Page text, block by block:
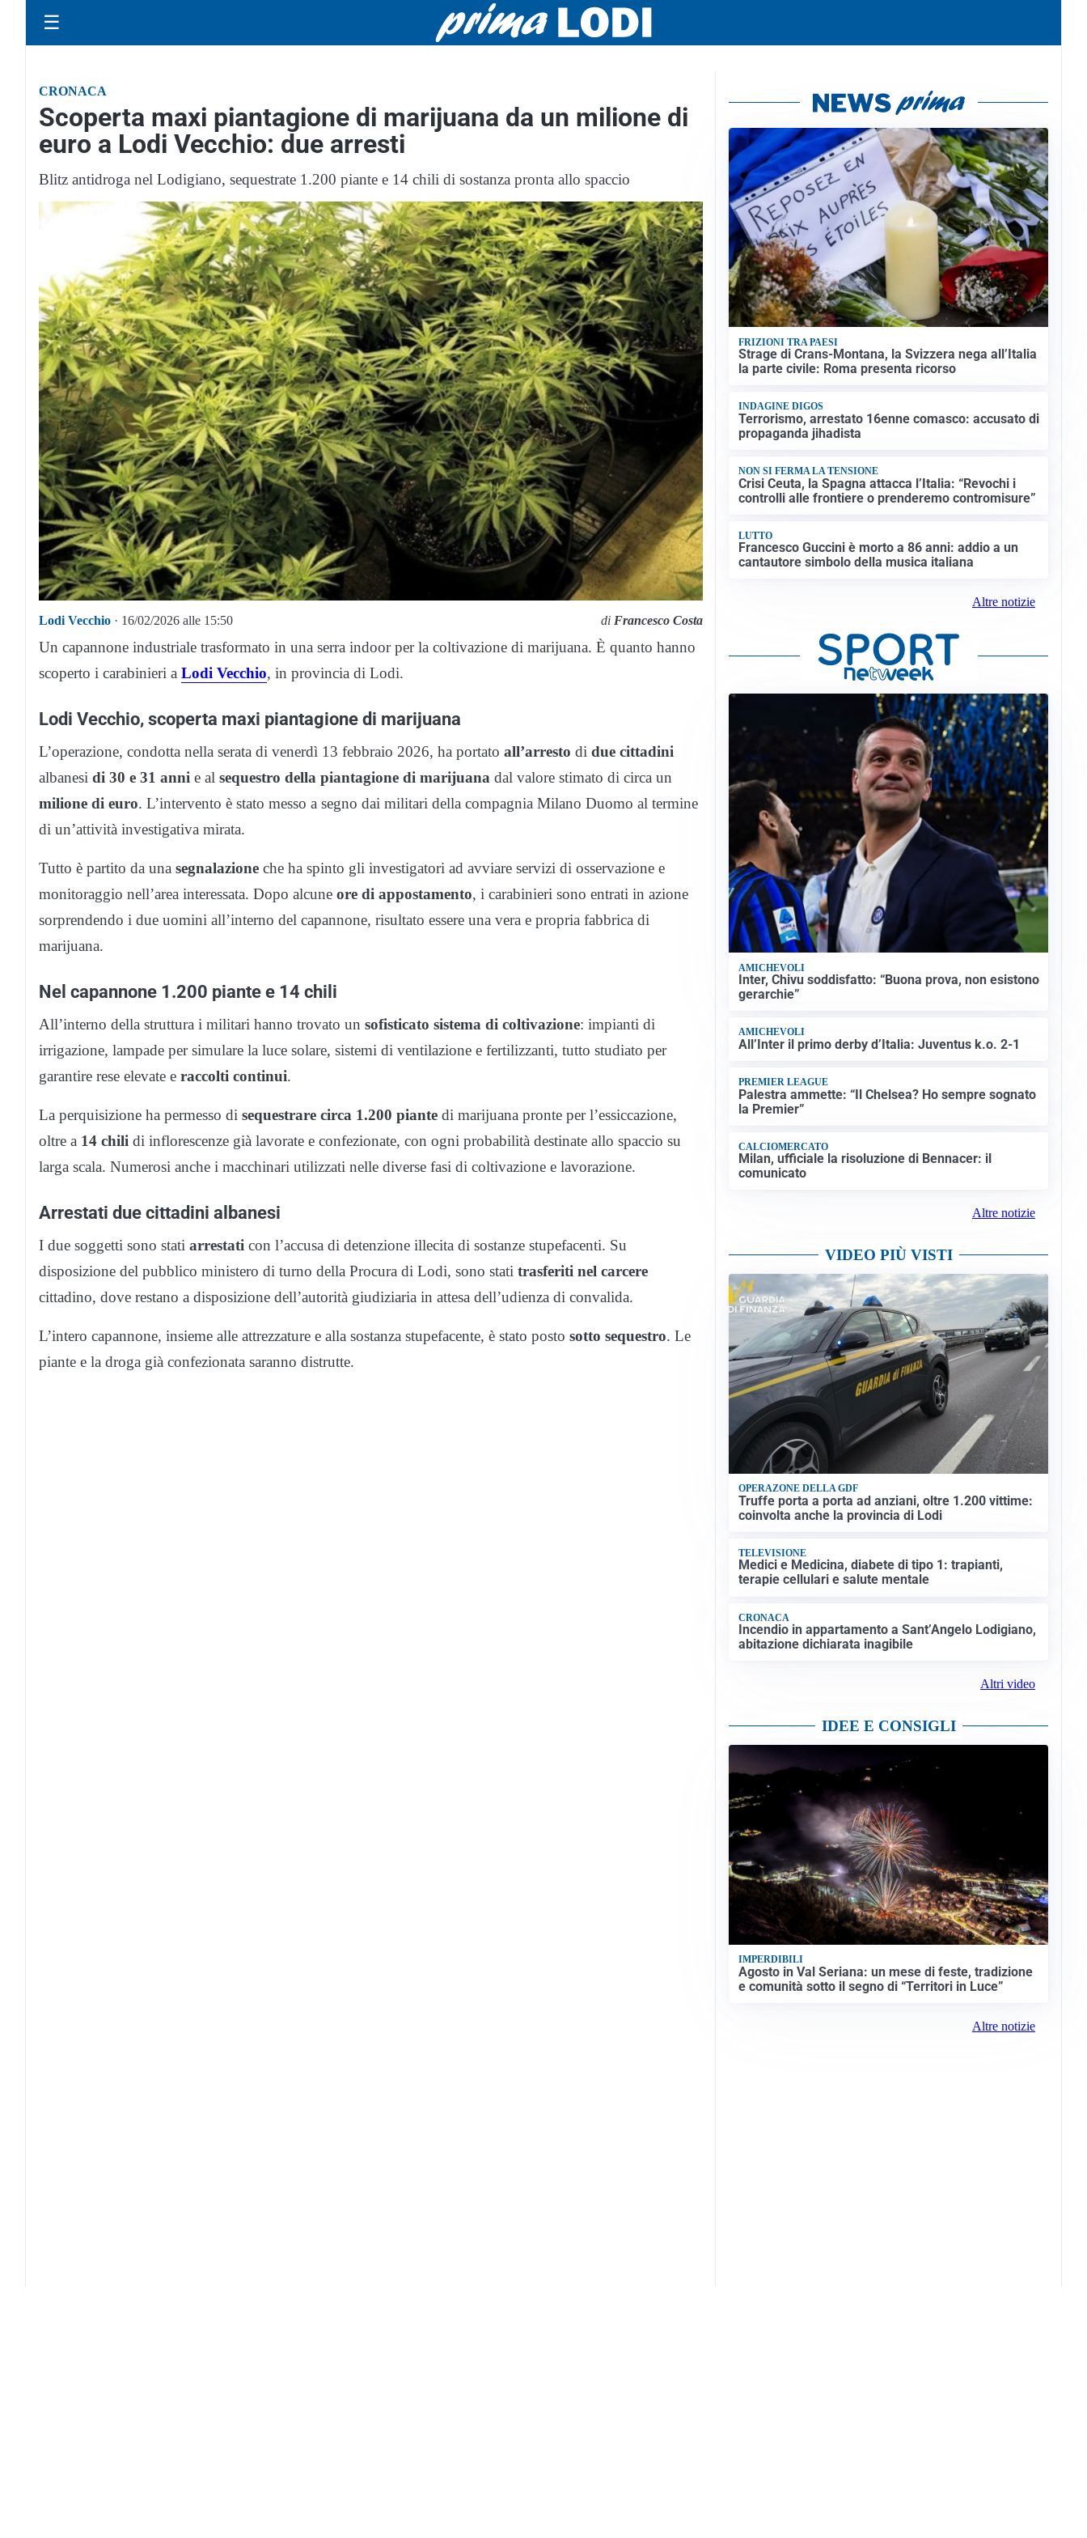
☰
CRONACA
Scoperta maxi piantagione di marijuana da un milione di
euro a Lodi Vecchio: due arresti
Blitz antidroga nel Lodigiano, sequestrate 1.200 piante e 14 chili di sostanza pronta allo spaccio
Lodi Vecchio · 16/02/2026 alle 15:50 di Francesco Costa
Un capannone industriale trasformato in una serra indoor per la coltivazione di marijuana. È quanto hanno
scoperto i carabinieri a Lodi Vecchio, in provincia di Lodi.
Lodi Vecchio, scoperta maxi piantagione di marijuana
L’operazione, condotta nella serata di venerdì 13 febbraio 2026, ha portato all’arresto di due cittadini
albanesi di 30 e 31 anni e al sequestro della piantagione di marijuana dal valore stimato di circa un
milione di euro. L’intervento è stato messo a segno dai militari della compagnia Milano Duomo al termine
di un’attività investigativa mirata.
Tutto è partito da una segnalazione che ha spinto gli investigatori ad avviare servizi di osservazione e
monitoraggio nell’area interessata. Dopo alcune ore di appostamento, i carabinieri sono entrati in azione
sorprendendo i due uomini all’interno del capannone, risultato essere una vera e propria fabbrica di
marijuana.
Nel capannone 1.200 piante e 14 chili
All’interno della struttura i militari hanno trovato un sofisticato sistema di coltivazione: impianti di
irrigazione, lampade per simulare la luce solare, sistemi di ventilazione e fertilizzanti, tutto studiato per
garantire rese elevate e raccolti continui.
La perquisizione ha permesso di sequestrare circa 1.200 piante di marijuana pronte per l’essiccazione,
oltre a 14 chili di inflorescenze già lavorate e confezionate, con ogni probabilità destinate allo spaccio su
larga scala. Numerosi anche i macchinari utilizzati nelle diverse fasi di coltivazione e lavorazione.
Arrestati due cittadini albanesi
I due soggetti sono stati arrestati con l’accusa di detenzione illecita di sostanze stupefacenti. Su
disposizione del pubblico ministero di turno della Procura di Lodi, sono stati trasferiti nel carcere
cittadino, dove restano a disposizione dell’autorità giudiziaria in attesa dell’udienza di convalida.
L’intero capannone, insieme alle attrezzature e alla sostanza stupefacente, è stato posto sotto sequestro. Le
piante e la droga già confezionata saranno distrutte.
FRIZIONI TRA PAESI
Strage di Crans-Montana, la Svizzera nega all’Italia
la parte civile: Roma presenta ricorso
INDAGINE DIGOS
Terrorismo, arrestato 16enne comasco: accusato di
propaganda jihadista
NON SI FERMA LA TENSIONE
Crisi Ceuta, la Spagna attacca l’Italia: “Revochi i
controlli alle frontiere o prenderemo contromisure”
LUTTO
Francesco Guccini è morto a 86 anni: addio a un
cantautore simbolo della musica italiana
Altre notizie
AMICHEVOLI
Inter, Chivu soddisfatto: “Buona prova, non esistono
gerarchie”
AMICHEVOLI
All’Inter il primo derby d’Italia: Juventus k.o. 2-1
PREMIER LEAGUE
Palestra ammette: “Il Chelsea? Ho sempre sognato
la Premier”
CALCIOMERCATO
Milan, ufficiale la risoluzione di Bennacer: il
comunicato
Altre notizie
VIDEO PIÙ VISTI
OPERAZONE DELLA GDF
Truffe porta a porta ad anziani, oltre 1.200 vittime:
coinvolta anche la provincia di Lodi
TELEVISIONE
Medici e Medicina, diabete di tipo 1: trapianti,
terapie cellulari e salute mentale
CRONACA
Incendio in appartamento a Sant’Angelo Lodigiano,
abitazione dichiarata inagibile
Altri video
IDEE E CONSIGLI
IMPERDIBILI
Agosto in Val Seriana: un mese di feste, tradizione
e comunità sotto il segno di “Territori in Luce”
Altre notizie